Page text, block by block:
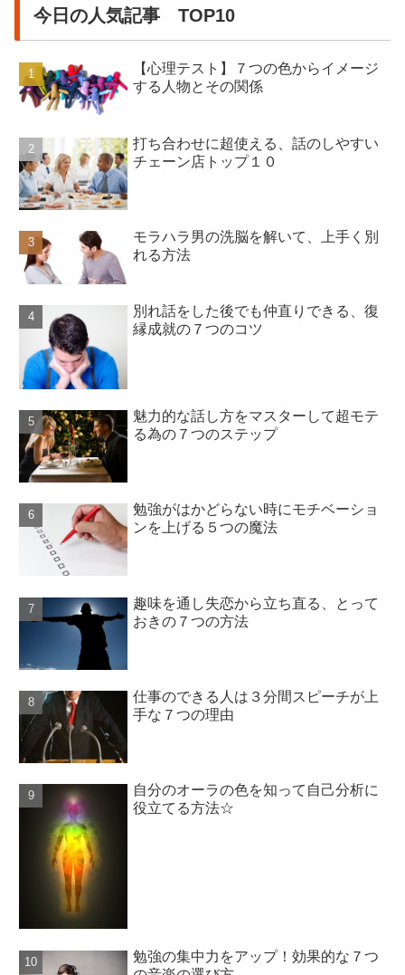
今日の人気記事 TOP10
【心理テスト】７つの色からイメージ
する人物とその関係
打ち合わせに超使える、話のしやすい
チェーン店トップ１０
モラハラ男の洗脳を解いて、上手く別
れる方法
別れ話をした後でも仲直りできる、復
縁成就の７つのコツ
魅力的な話し方をマスターして超モテ
る為の７つのステップ
勉強がはかどらない時にモチベーショ
ンを上げる５つの魔法
趣味を通し失恋から立ち直る、とって
おきの７つの方法
仕事のできる人は３分間スピーチが上
手な７つの理由
自分のオーラの色を知って自己分析に
役立てる方法☆
勉強の集中力をアップ！効果的な７つ